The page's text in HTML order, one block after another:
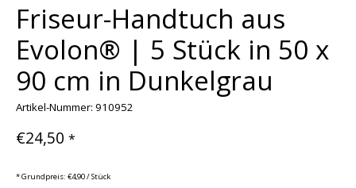
Friseur-Handtuch aus
Evolon® | 5 Stück in 50 x
90 cm in Dunkelgrau
Artikel-Nummer: 910952
€24,50 *
* Grundpreis: €4,90 / Stück